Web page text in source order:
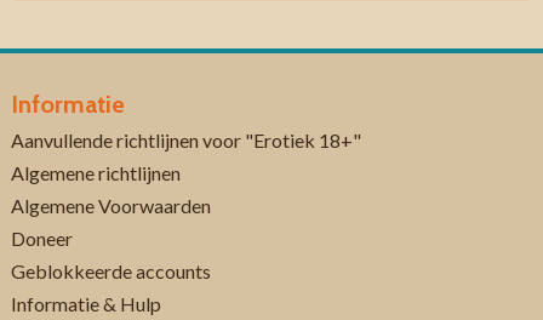
Informatie
Aanvullende richtlijnen voor "Erotiek 18+"
Algemene richtlijnen
Algemene Voorwaarden
Doneer
Geblokkeerde accounts
Informatie & Hulp